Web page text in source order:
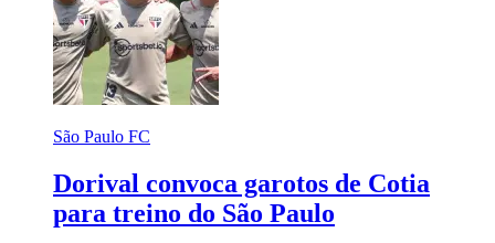
São Paulo FC
Dorival convoca garotos de Cotia
para treino do São Paulo